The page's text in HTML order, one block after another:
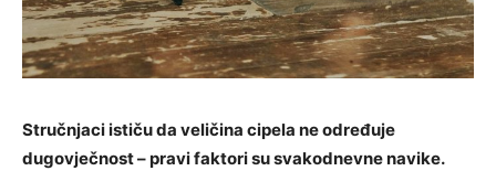
Stručnjaci ističu da veličina cipela ne određuje
dugovječnost – pravi faktori su svakodnevne navike.